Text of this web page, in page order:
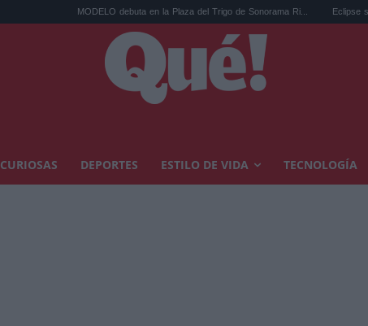
MODELO debuta en la Plaza del Trigo de Sonorama Ri... Eclipse solar en
CURIOSAS DEPORTES ESTILO DE VIDA TECNOLOGÍA